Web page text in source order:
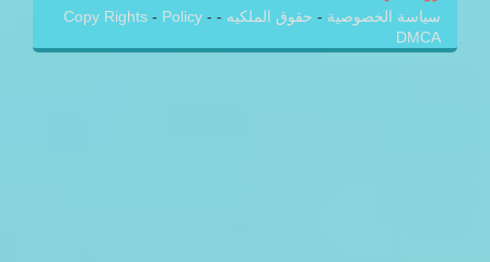
سياسة الخصوصية - حقوق الملكيه -
Copy Rights - Policy -
DMCA